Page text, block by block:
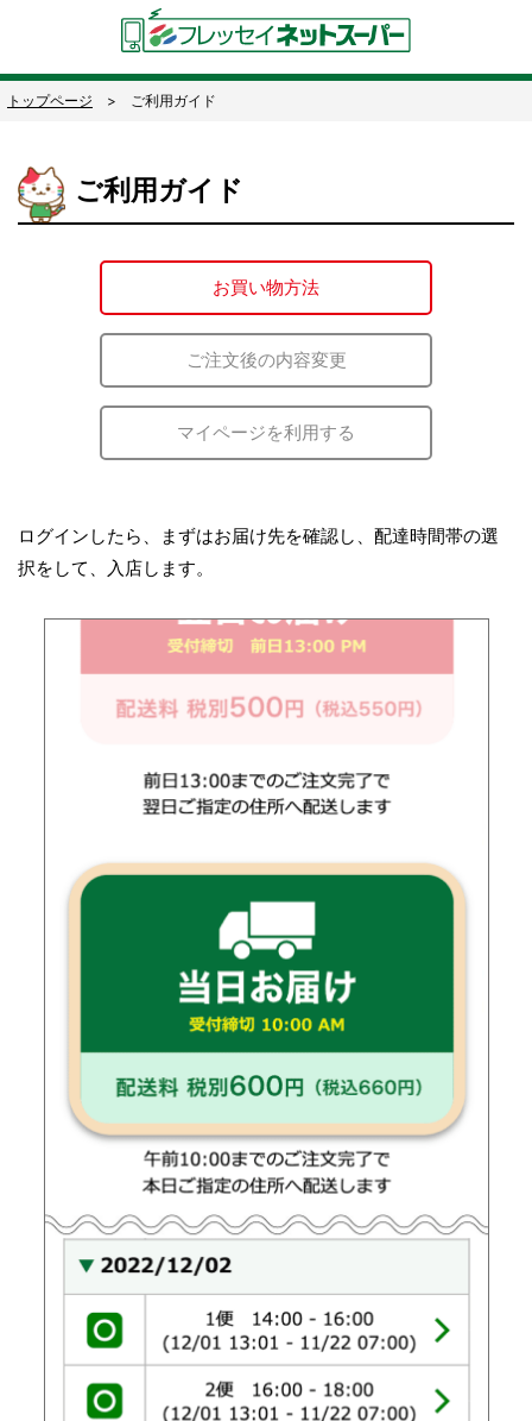
トップページ ご利用ガイド
ご利用ガイド
お買い物方法
ご注文後の内容変更
マイページを利用する
ログインしたら、まずはお届け先を確認し、配達時間帯の選
択をして、入店します。